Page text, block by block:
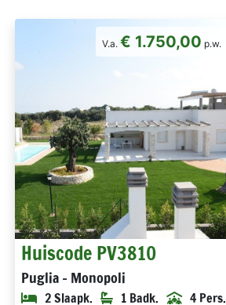
V.a. € 1.750,00 p.w.
Huiscode PV3810
Puglia - Monopoli
2 Slaapk. 1 Badk. 4 Pers.